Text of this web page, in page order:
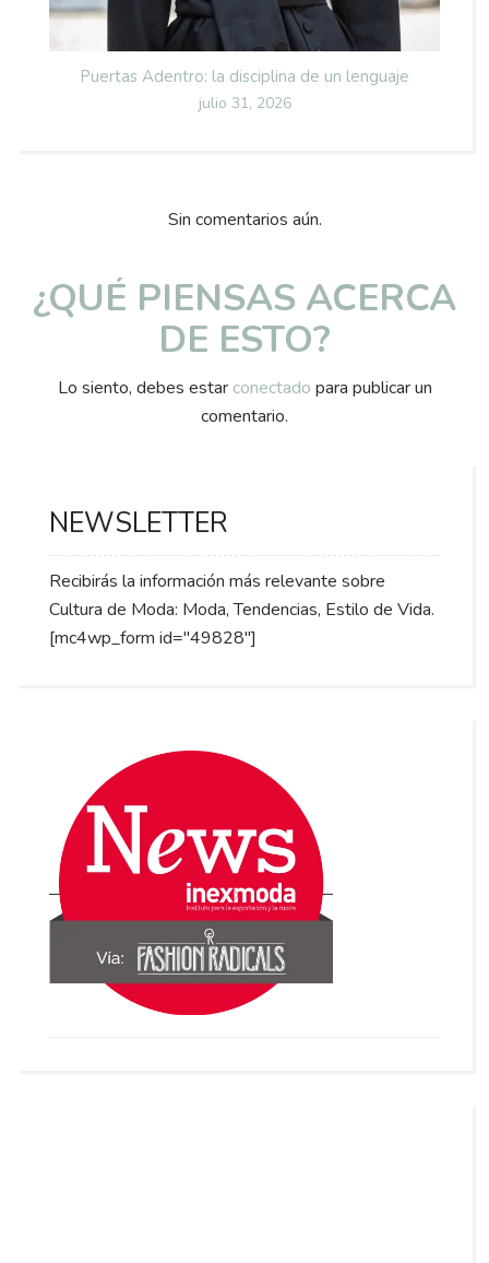
Puertas Adentro: la disciplina de un lenguaje
Posted
julio 31, 2026
Sin comentarios aún.
¿QUÉ PIENSAS ACERCA
DE ESTO?
Lo siento, debes estar conectado para publicar un
comentario.
NEWSLETTER
Recibirás la información más relevante sobre
Cultura de Moda: Moda, Tendencias, Estilo de Vida.
[mc4wp_form id="49828"]